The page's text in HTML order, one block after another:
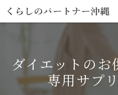
ダイエットの
専用サプ